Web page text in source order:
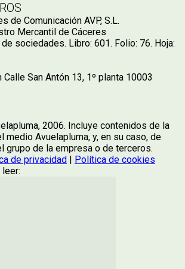
de Comunicación AVP, S.L.
Mercantil de Cáceres
sociedades. Libro: 601. Folio: 76. Hoja:
San Antón 13, 1º planta 10003
2006. Incluye contenidos de la
medio Avuelapluma, y, en su caso, de
grupo de la empresa o de terceros.
de privacidad | Política de cookies